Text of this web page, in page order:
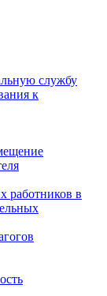
службу
к
работников в